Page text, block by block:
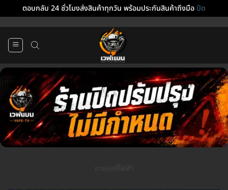
ตอบกลับ 24 ชั่วโมงส่งสินค้าทุกวัน พร้อมประกันสินค้าถึงมือปิด